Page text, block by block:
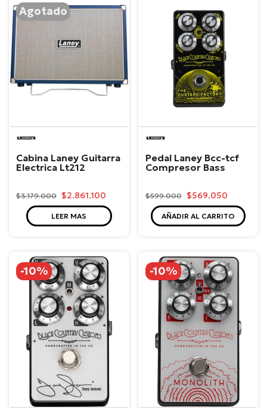
Agotado
Cabina Laney Guitarra
Electrica Lt212
$3.179.000 $2.861.100
LEER MAS
Laney
Pedal Laney Bcc-tcf
Compresor Bass
$599.000 $569.050
AÑADIR AL CARRITO
-10% -10%